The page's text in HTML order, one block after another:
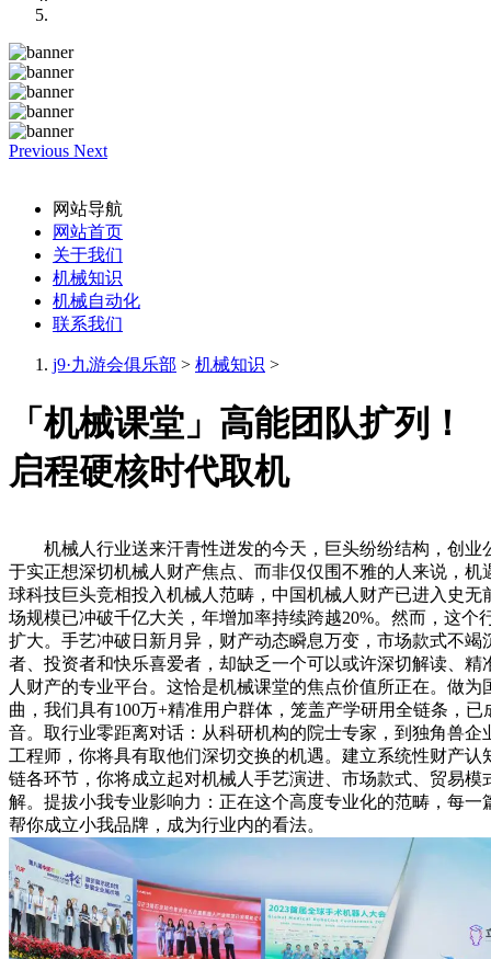
Previous Next
网站导航
网站首页
关于我们
机械知识
机械自动化
联系我们
j9·九游会俱乐部 > 机械知识 >
「机械课堂」高能团队扩列！
启程硬核时代取机
机械人行业送来汗青性迸发的今天，巨头纷纷结构，创业
于实正想深切机械人财产焦点、而非仅仅围不雅的人来说，机
球科技巨头竞相投入机械人范畴，中国机械人财产已进入史无
场规模已冲破千亿大关，年增加率持续跨越20%。然而，这个
扩大。手艺冲破日新月异，财产动态瞬息万变，市场款式不竭
者、投资者和快乐喜爱者，却缺乏一个可以或许深切解读、精
人财产的专业平台。这恰是机械课堂的焦点价值所正在。做为
曲，我们具有100万+精准用户群体，笼盖产学研用全链条，
音。取行业零距离对话：从科研机构的院士专家，到独角兽企
工程师，你将具有取他们深切交换的机遇。建立系统性财产认
链各环节，你将成立起对机械人手艺演进、市场款式、贸易模
解。提拔小我专业影响力：正在这个高度专业化的范畴，每一
帮你成立小我品牌，成为行业内的看法。